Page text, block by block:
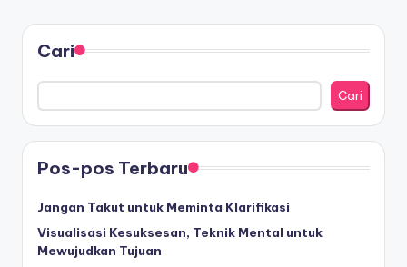
Cari
Cari
Pos-pos Terbaru
Jangan Takut untuk Meminta Klarifikasi
Visualisasi Kesuksesan, Teknik Mental untuk
Mewujudkan Tujuan